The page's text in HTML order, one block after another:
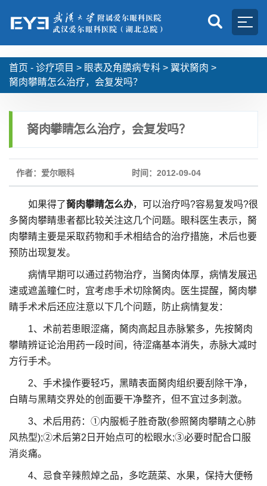
首页 - 诊疗项目 > 眼表及角膜病专科 > 翼状胬肉 >
胬肉攀睛怎么治疗，会复发吗？
胬肉攀睛怎么治疗，会复发吗？
作者：爱尔眼科 时间：2012-09-04
如果得了胬肉攀睛怎么办，可以治疗吗?容易复发吗?很
多胬肉攀睛患者都比较关注这几个问题。眼科医生表示，胬
肉攀睛主要是采取药物和手术相结合的治疗措施，术后也要
预防出现复发。
病情早期可以通过药物治疗，当胬肉体厚，病情发展迅
速或遮盖瞳仁时，宜考虑手术切除胬肉。医生提醒，胬肉攀
睛手术术后还应注意以下几个问题，防止病情复发：
1、术前若患眼涩痛，胬肉高起且赤脉繁多，先按胬肉
攀睛辨证论治用药一段时间，待涩痛基本消失，赤脉大减时
方行手术。
2、手术操作要轻巧，黑睛表面胬肉组织要刮除干净，
白睛与黑睛交界处的创面要干净整齐，但不宜过多刺激。
3、术后用药：①内服栀子胜奇散(参照胬肉攀睛之心肺
风热型);②术后第2日开始点可的松眼水;③必要时配合口服
消炎痛。
4、忌食辛辣煎焯之品，多吃蔬菜、水果，保持大便畅